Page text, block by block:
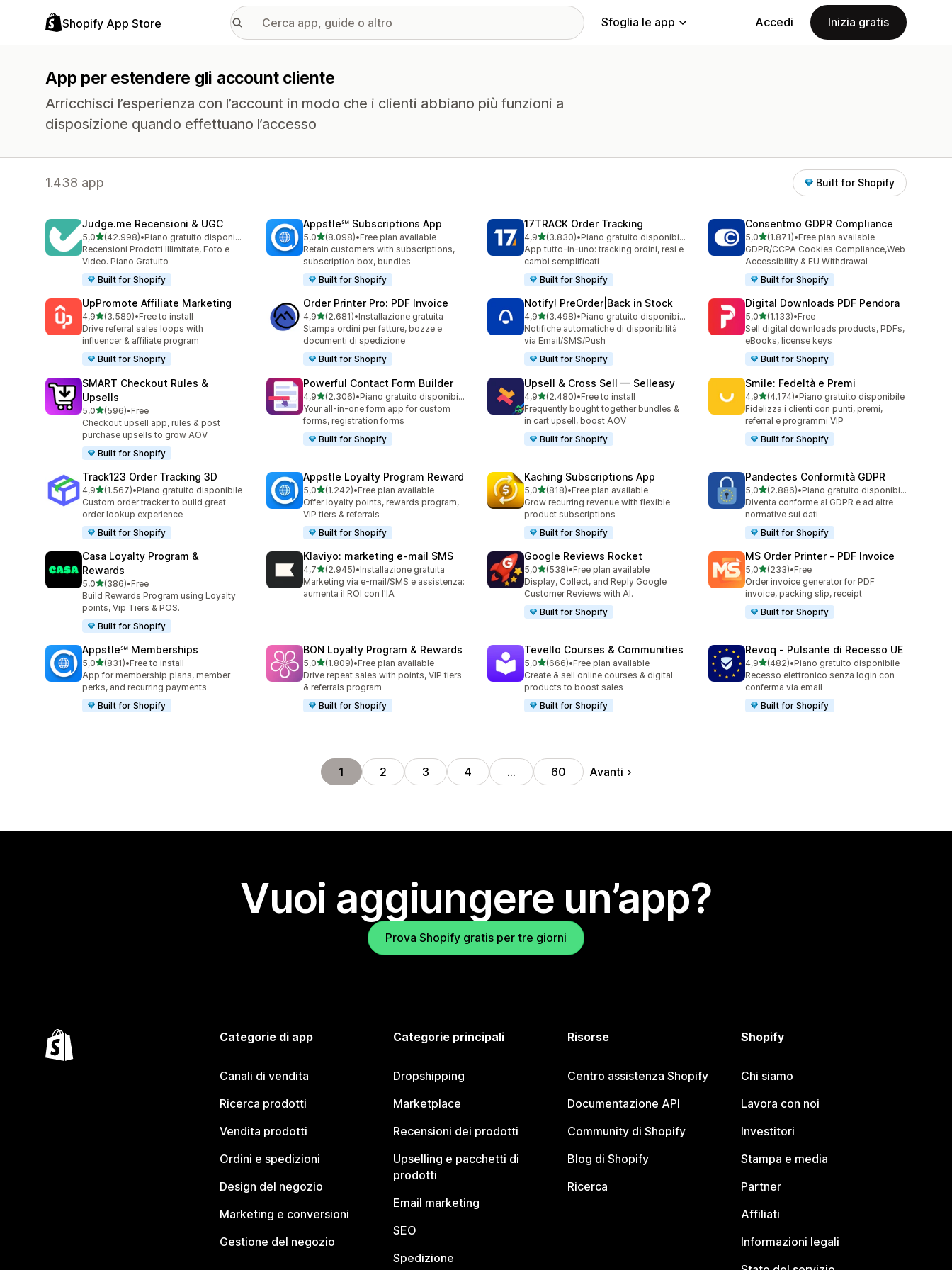
Shopify App Store Sfoglia le app Accedi Inizia gratis
App per estendere gli account cliente
Arricchisci l’esperienza con l’account in modo che i clienti abbiano più funzioni a
disposizione quando effettuano l’accesso
1.438 app Built for Shopify
Judge.me Recensioni & UGC
5,0stelle su 5
(42.998)
42998 recensioni totali
•
Piano gratuito disponibile
Recensioni Prodotti Illimitate, Foto e
Video. Piano Gratuito
Built for Shopify
Appstle℠ Subscriptions App
5,0stelle su 5
(8.098)
8098 recensioni totali
•Free plan available
Retain customers with subscriptions,
subscription box, bundles
Built for Shopify
17TRACK Order Tracking
4,9stelle su 5
(3.830)
3830 recensioni totali
•
Piano gratuito disponibile
App tutto-in-uno: tracking ordini, resi e
cambi semplificati
Built for Shopify
Consentmo GDPR Compliance
5,0stelle su 5
(1.871)
1871 recensioni totali
•Free plan available
GDPR/CCPA Cookies Compliance,Web
Accessibility & EU Withdrawal
Built for Shopify
UpPromote Affiliate Marketing
4,9stelle su 5
(3.589)
3589 recensioni totali
•Free to install
Drive referral sales loops with
influencer & affiliate program
Built for Shopify
Order Printer Pro: PDF Invoice
4,9stelle su 5
(2.681)
2681 recensioni totali
•Installazione gratuita
Stampa ordini per fatture, bozze e
documenti di spedizione
Built for Shopify
Notify! PreOrder|Back in Stock
4,9stelle su 5
(3.498)
3498 recensioni totali
•
Piano gratuito disponibile
Notifiche automatiche di disponibilità
via Email/SMS/Push
Built for Shopify
Digital Downloads PDF Pendora
5,0stelle su 5
(1.133)
1133 recensioni totali
•Free
Sell digital downloads products, PDFs,
eBooks, license keys
Built for Shopify
SMART Checkout Rules &
Upsells
5,0stelle su 5
(596)
596 recensioni totali
•Free
Checkout upsell app, rules & post
purchase upsells to grow AOV
Built for Shopify
Powerful Contact Form Builder
4,9stelle su 5
(2.306)
2306 recensioni totali
•
Piano gratuito disponibile
Your all-in-one form app for custom
forms, registration forms
Built for Shopify
Upsell & Cross Sell — Selleasy
4,9stelle su 5
(2.480)
2480 recensioni totali
•Free to install
Frequently bought together bundles &
in cart upsell, boost AOV
Built for Shopify
Smile: Fedeltà e Premi
4,9stelle su 5
(4.174)
4174 recensioni totali
•Piano gratuito disponibile
Fidelizza i clienti con punti, premi,
referral e programmi VIP
Built for Shopify
Track123 Order Tracking 3D
4,9stelle su 5
(1.567)
1567 recensioni totali
•Piano gratuito disponibile
Custom order tracker to build great
order lookup experience
Built for Shopify
Appstle Loyalty Program Reward
5,0stelle su 5
(1.242)
1242 recensioni totali
•Free plan available
Offer loyalty points, rewards program,
VIP tiers & referrals
Built for Shopify
Kaching Subscriptions App
5,0stelle su 5
(818)
818 recensioni totali
•Free plan available
Grow recurring revenue with flexible
product subscriptions
Built for Shopify
Pandectes Conformità GDPR
5,0stelle su 5
(2.886)
2886 recensioni totali
•
Piano gratuito disponibile
Diventa conforme al GDPR e ad altre
normative sui dati
Built for Shopify
Casa Loyalty Program &
Rewards
5,0stelle su 5
(386)
386 recensioni totali
•Free
Build Rewards Program using Loyalty
points, Vip Tiers & POS.
Built for Shopify
Klaviyo: marketing e‑mail SMS
4,7stelle su 5
(2.945)
2945 recensioni totali
•Installazione gratuita
Marketing via e-mail/SMS e assistenza:
aumenta il ROI con l'IA
Google Reviews Rocket
5,0stelle su 5
(538)
538 recensioni totali
•Free plan available
Display, Collect, and Reply Google
Customer Reviews with AI.
Built for Shopify
MS Order Printer ‑ PDF Invoice
5,0stelle su 5
(233)
233 recensioni totali
•Free
Order invoice generator for PDF
invoice, packing slip, receipt
Built for Shopify
Appstle℠ Memberships
5,0stelle su 5
(831)
831 recensioni totali
•Free to install
App for membership plans, member
perks, and recurring payments
Built for Shopify
BON Loyalty Program & Rewards
5,0stelle su 5
(1.809)
1809 recensioni totali
•Free plan available
Drive repeat sales with points, VIP tiers
& referrals program
Built for Shopify
Tevello Courses & Communities
5,0stelle su 5
(666)
666 recensioni totali
•Free plan available
Create & sell online courses & digital
products to boost sales
Built for Shopify
Revoq ‑ Pulsante di Recesso UE
4,9stelle su 5
(482)
482 recensioni totali
•Piano gratuito disponibile
Recesso elettronico senza login con
conferma via email
Built for Shopify
1 2 3 4 … 60 Avanti
Vuoi aggiungere un’app?
Prova Shopify gratis per tre giorni
Categorie di app
Canali di vendita
Ricerca prodotti
Vendita prodotti
Ordini e spedizioni
Design del negozio
Marketing e conversioni
Gestione del negozio
Categorie principali
Dropshipping
Marketplace
Recensioni dei prodotti
Upselling e pacchetti di
prodotti
Email marketing
SEO
Spedizione
Risorse
Centro assistenza Shopify
Documentazione API
Community di Shopify
Blog di Shopify
Ricerca
Shopify
Chi siamo
Lavora con noi
Investitori
Stampa e media
Partner
Affiliati
Informazioni legali